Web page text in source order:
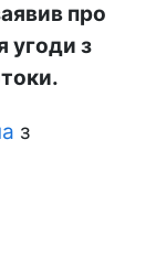
про
угоди з
з